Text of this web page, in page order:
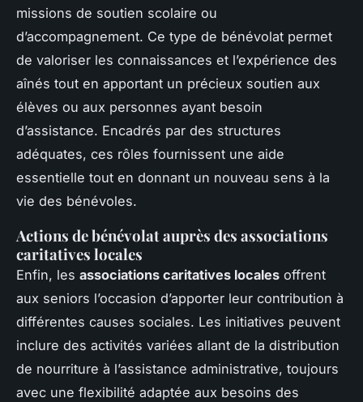
missions de soutien scolaire ou
d’accompagnement. Ce type de bénévolat permet
de valoriser les connaissances et l’expérience des
aînés tout en apportant un précieux soutien aux
élèves ou aux personnes ayant besoin
d’assistance. Encadrés par des structures
adéquates, ces rôles fournissent une aide
essentielle tout en donnant un nouveau sens à la
vie des bénévoles.
Actions de bénévolat auprès des associations
caritatives locales
Enfin, les associations caritatives locales offrent
aux seniors l’occasion d’apporter leur contribution à
différentes causes sociales. Les initiatives peuvent
inclure des activités variées allant de la distribution
de nourriture à l’assistance administrative, toujours
avec une flexibilité adaptée aux besoins des